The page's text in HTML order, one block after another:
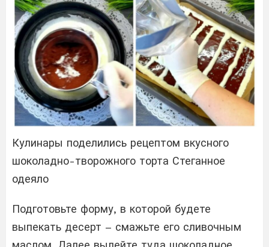
Кулинары поделились рецептом вкусного
шоколадно-творожного торта Стеганное
одеяло
Подготовьте форму, в которой будете
выпекать десерт – смажьте его сливочным